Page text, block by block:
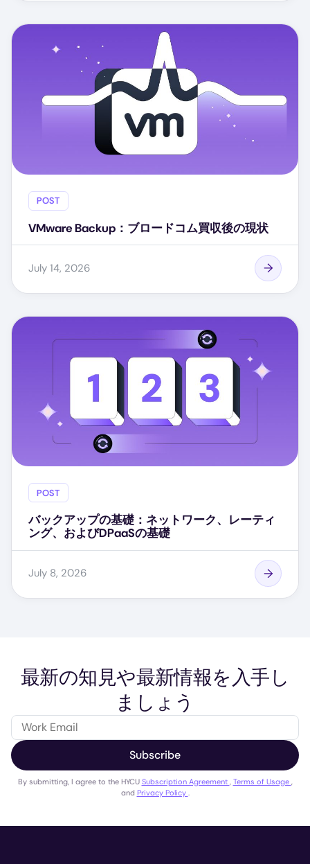
POST
VMware Backup：ブロードコム買収後の現状
July 14, 2026
POST
バックアップの基礎：ネットワーク、レーティ
ング、およびDPaaSの基礎
July 8, 2026
最新の知見や最新情報を入手し
ましょう
Subscribe
By submitting, I agree to the HYCU Subscription Agreement , Terms of Usage ,
and Privacy Policy .